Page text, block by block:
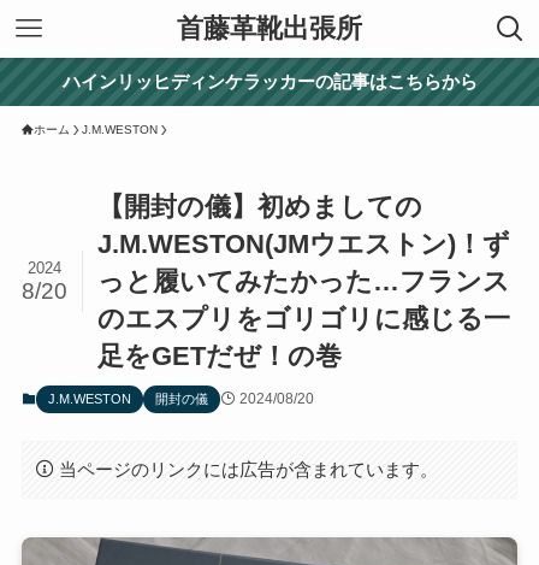
首藤革靴出張所
ハインリッヒディンケラッカーの記事はこちらから
ホーム J.M.WESTON
【開封の儀】初めましての
J.M.WESTON(JMウエストン)！ず
っと履いてみたかった…フランス
のエスプリをゴリゴリに感じる一
足をGETだぜ！の巻
2024
8/20
J.M.WESTON 開封の儀 2024/08/20
当ページのリンクには広告が含まれています。